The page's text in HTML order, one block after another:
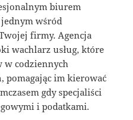
biurem
wśród
firmy. Agencja
wachlarz usług, które
w codziennych
pomagając im kierować
gdy specjaliści
i podatkami.